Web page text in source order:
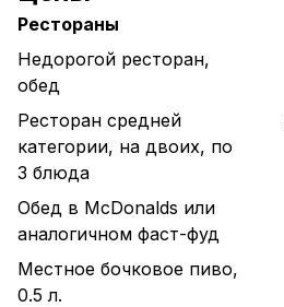
Рестораны
Недорогой ресторан,
обед
Ресторан средней
категории, на двоих, по
3 блюда
Обед в McDonalds или
аналогичном фаст-фуд
Местное бочковое пиво,
0.5 л.